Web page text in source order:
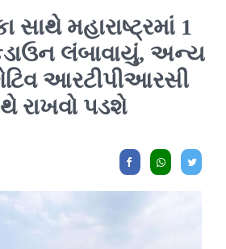
સાથે મહારાષ્ટ્રમાં 1
લંબાવાયું, અન્ય
આરટીપીઆરસી
રાખવો પડશે